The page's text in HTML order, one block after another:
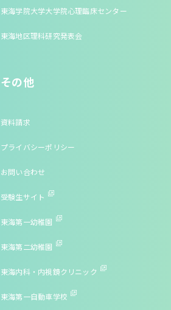
東海学院大学大学院心理臨床センター
東海地区理科研究発表会
その他
資料請求
プライバシーポリシー
お問い合わせ
受験生サイト
東海第一幼稚園
東海第二幼稚園
東海内科・内視鏡クリニック
東海第一自動車学校